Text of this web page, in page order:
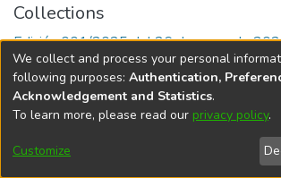
Collections
Edición 001/2025 del 26 de mayo de
Universidad Nacional de
We collect and process your personal
following purposes: Authentication,
Acknowledgement and Statistics.
To learn more, please read our privacy policy.
Customize